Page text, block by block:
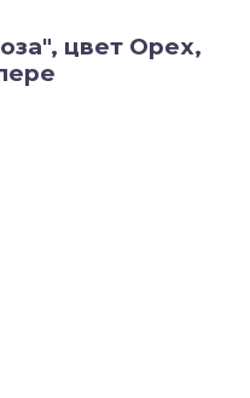
цвет Орех,